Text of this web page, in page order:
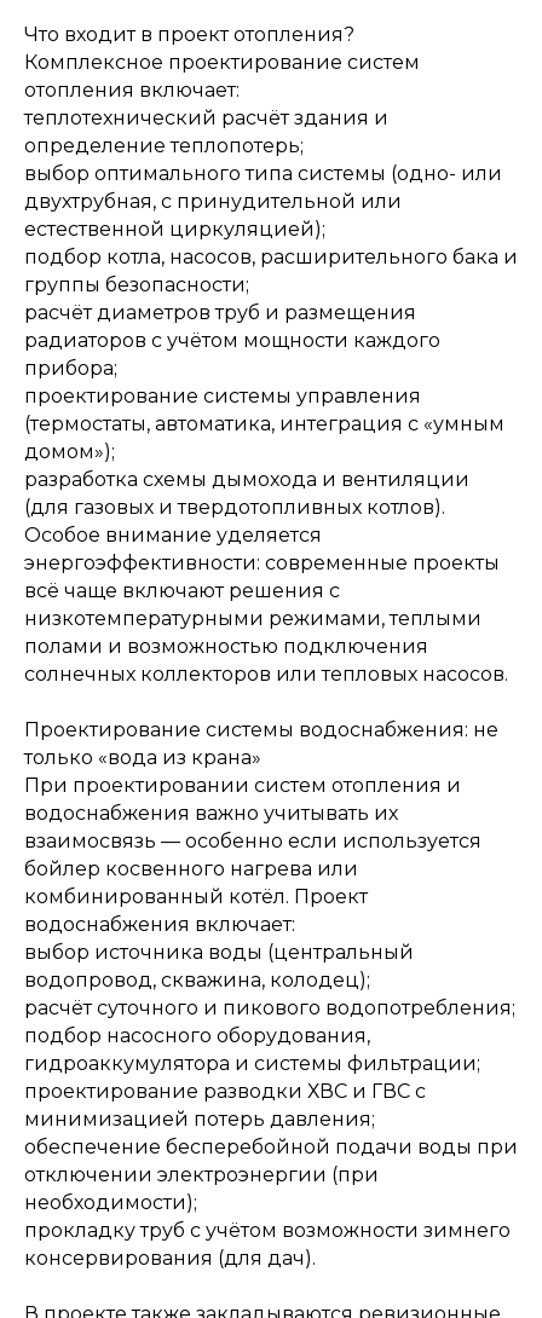
Что входит в проект отопления?
Комплексное проектирование систем
отопления включает:
теплотехнический расчёт здания и
определение теплопотерь;
выбор оптимального типа системы (одно- или
двухтрубная, с принудительной или
естественной циркуляцией);
подбор котла, насосов, расширительного бака и
группы безопасности;
расчёт диаметров труб и размещения
радиаторов с учётом мощности каждого
прибора;
проектирование системы управления
(термостаты, автоматика, интеграция с «умным
домом»);
разработка схемы дымохода и вентиляции
(для газовых и твердотопливных котлов).
Особое внимание уделяется
энергоэффективности: современные проекты
всё чаще включают решения с
низкотемпературными режимами, теплыми
полами и возможностью подключения
солнечных коллекторов или тепловых насосов.
Проектирование системы водоснабжения: не
только «вода из крана»
При проектировании систем отопления и
водоснабжения важно учитывать их
взаимосвязь — особенно если используется
бойлер косвенного нагрева или
комбинированный котёл. Проект
водоснабжения включает:
выбор источника воды (центральный
водопровод, скважина, колодец);
расчёт суточного и пикового водопотребления;
подбор насосного оборудования,
гидроаккумулятора и системы фильтрации;
проектирование разводки ХВС и ГВС с
минимизацией потерь давления;
обеспечение бесперебойной подачи воды при
отключении электроэнергии (при
необходимости);
прокладку труб с учётом возможности зимнего
консервирования (для дач).
ОСТАЛИСЬ ВОПРОСЫ?